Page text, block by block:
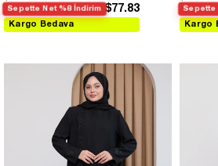
Sepette Net %8 İndirim $77.83
Kargo Bedava
Sepette
Kargo